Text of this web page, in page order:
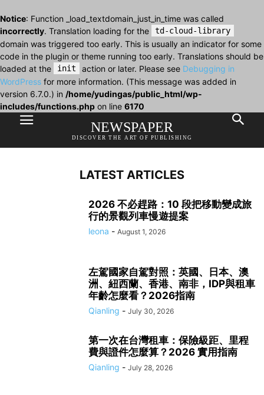
Notice: Function _load_textdomain_just_in_time was called
incorrectly. Translation loading for the td-cloud-library
domain was triggered too early. This is usually an indicator for some
code in the plugin or theme running too early. Translations should be
loaded at the
init action or later. Please see Debugging in
WordPress for more information. (This message was added in
version 6.7.0.) in /home/yudingas/public_html/wp-
includes/functions.php on line 6170
NEWSPAPER
DISCOVER THE ART OF PUBLISHING
2026 慢遊新提案：把景觀列車當成目的地，從
日本山谷坐到歐洲夜色
機場取車避坑：櫃台加購、CDW、超額免責與
信用卡押金怎麼讀？2026實用指南
August 4, 2026
把抵達放慢：2026 年，8 段景觀鐵道教我們重
新安排旅行的時間
August 2, 2026
LATEST ARTICLES
2026 不必趕路：10 段把移動變成旅
行的景觀列車慢遊提案
leona - August 1, 2026
左駕國家自駕對照：英國、日本、澳
洲、紐西蘭、香港、南非，IDP與租車
年齡怎麼看？2026指南
Qianling - July 30, 2026
第一次在台灣租車：保險級距、里程
費與證件怎麼算？2026 實用指南
Qianling - July 28, 2026